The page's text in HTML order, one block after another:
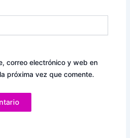
correo electrónico y web en
próxima vez que comente.